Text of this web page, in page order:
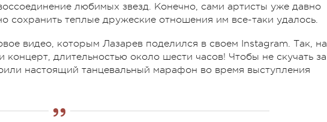
любимых звезд. Конечно, сами артисты уже давно
сохранить теплые дружеские отношения им все-таки удалось.
видео, которым Лазарев поделился в своем Instagram. Так, на
концерт, длительностью около шести часов! Чтобы не скучать за
настоящий танцевальный марафон во время выступления